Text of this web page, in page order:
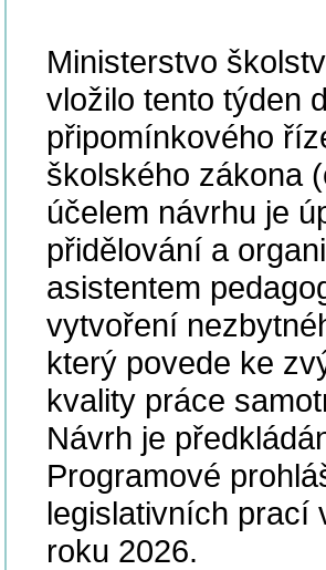
Ministerstvo
vložilo tento týden
připomínkového
školského zákona
účelem návrhu je
přidělování a
asistentem
vytvoření
který povede ke
kvality práce
Návrh je
Programové
legislativních prací
roku 2026.